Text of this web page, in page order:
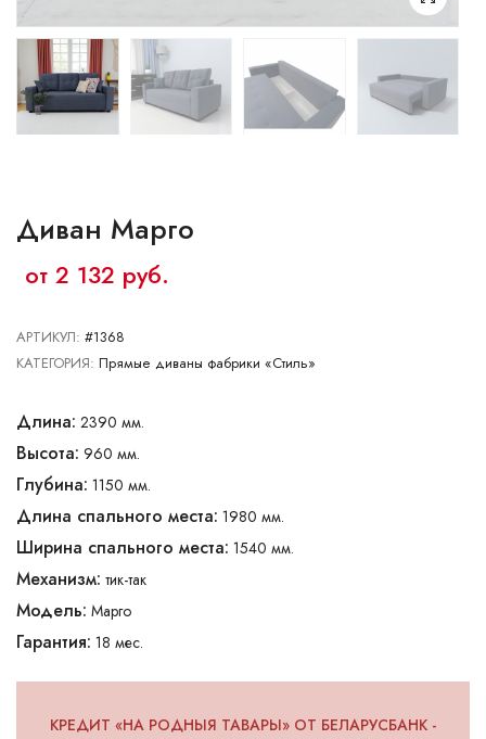
Гродно
Могилев
Сморгонь
Диван Марго
от 2 132 руб.
АРТИКУЛ: #1368
КАТЕГОРИЯ: Прямые диваны фабрики «Стиль»
Длина: 2390 мм.
Высота: 960 мм.
Глубина: 1150 мм.
Длина спального места: 1980 мм.
Ширина спального места: 1540 мм.
Механизм: тик-так
Модель: Марго
Гарантия: 18 мес.
КРЕДИТ «НА РОДНЫЯ ТАВАРЫ» ОТ БЕЛАРУСБАНК -